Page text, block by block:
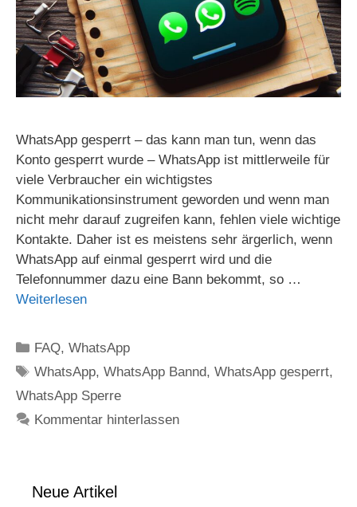
WhatsApp gesperrt – das kann man tun, wenn das
Konto gesperrt wurde – WhatsApp ist mittlerweile für
viele Verbraucher ein wichtigstes
Kommunikationsinstrument geworden und wenn man
nicht mehr darauf zugreifen kann, fehlen viele wichtige
Kontakte. Daher ist es meistens sehr ärgerlich, wenn
WhatsApp auf einmal gesperrt wird und die
Telefonnummer dazu eine Bann bekommt, so …
Weiterlesen
Kategorien
FAQ,WhatsApp
Schlagwörter
WhatsApp,WhatsApp Bannd,WhatsApp gesperrt,
WhatsApp Sperre
Kommentar hinterlassen
Neue Artikel